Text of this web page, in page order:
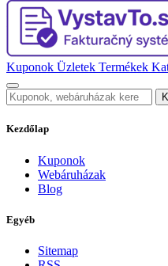
Kuponok Üzletek Termékek
Kezdőlap
Kuponok
Webáruházak
Blog
Egyéb
Sitemap